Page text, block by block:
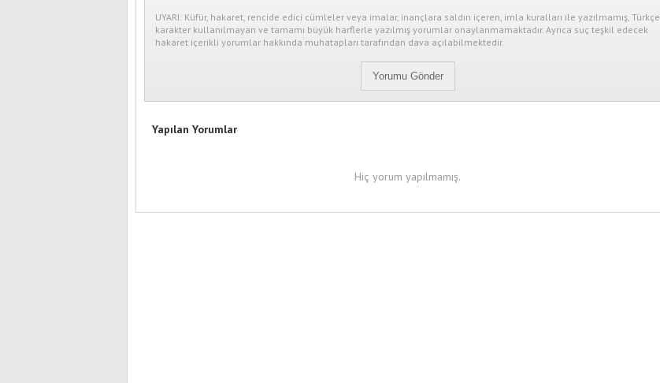
UYARI: Küfür, hakaret, rencide edici cümleler veya imalar, inançlara saldırı içeren, imla kuralları ile yazılmamış, Türkçe
karakter kullanılmayan ve tamamı büyük harflerle yazılmış yorumlar onaylanmamaktadır. Ayrıca suç teşkil edecek
hakaret içerikli yorumlar hakkında muhatapları tarafından dava açılabilmektedir.
Yapılan Yorumlar
Hiç yorum yapılmamış.